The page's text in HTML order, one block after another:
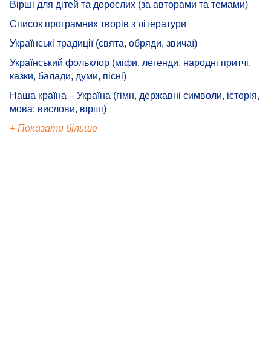
Вірші для дітей та дорослих (за авторами та темами)
Список програмних творів з літератури
Українські традиції (свята, обряди, звичаї)
Український фольклор (міфи, легенди, народні притчі,
казки, балади, думи, пісні)
Наша країна – Україна (гімн, державні символи, історія,
мова: вислови, вірші)
+ Показати більше